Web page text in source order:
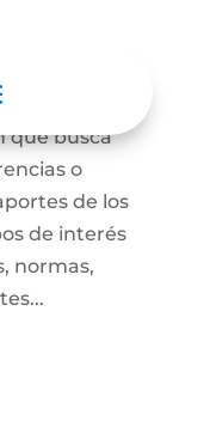
un
que busca
o
de los
de interés
normas,